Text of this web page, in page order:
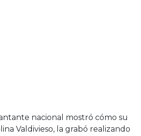
nacional mostró cómo su
Valdivieso, la grabó realizando